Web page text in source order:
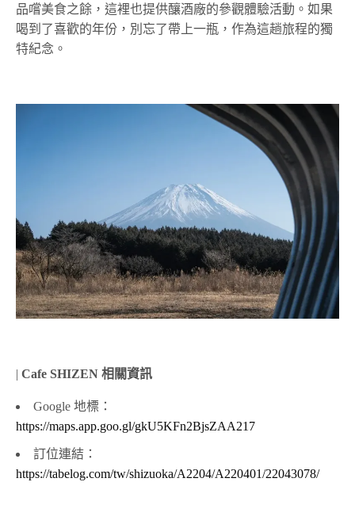
品嚐美食之餘，這裡也提供釀酒廠的參觀體驗活動。如果
喝到了喜歡的年份，別忘了帶上一瓶，作為這趟旅程的獨
特紀念。
|Cafe SHIZEN 相關資訊
Google 地標：
https://maps.app.goo.gl/gkU5KFn2BjsZAA217
訂位連結：
https://tabelog.com/tw/shizuoka/A2204/A220401/22043078/